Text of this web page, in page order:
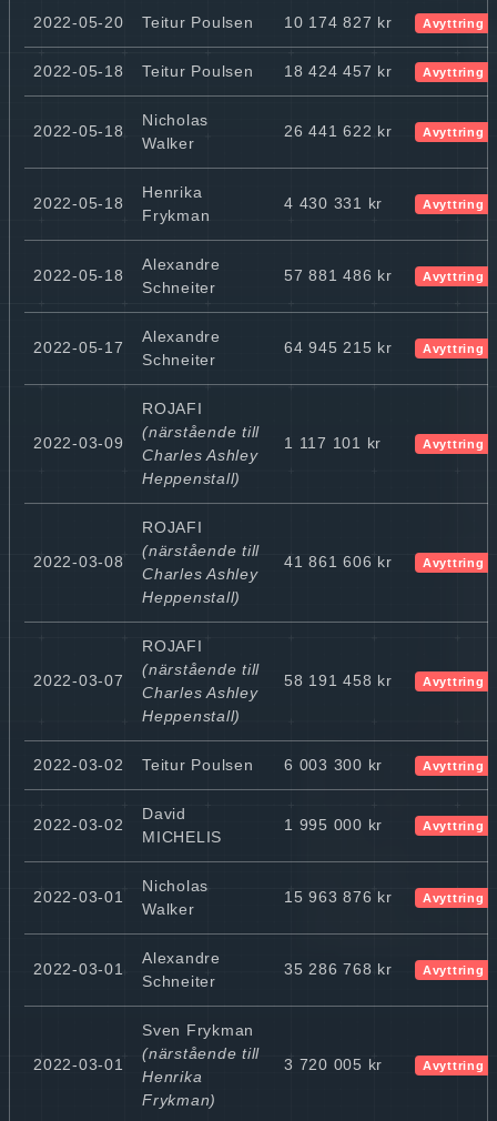
2022-05-20 Teitur Poulsen 10 174 827 kr Avyttring
2022-05-18 Teitur Poulsen 18 424 457 kr Avyttring
2022-05-18
Nicholas
Walker
26 441 622 kr Avyttring
2022-05-18
Henrika
Frykman
4 430 331 kr Avyttring
2022-05-18
Alexandre
Schneiter
57 881 486 kr Avyttring
2022-05-17
Alexandre
Schneiter
64 945 215 kr Avyttring
2022-03-09
ROJAFI
(närstående till
Charles Ashley
Heppenstall)
1 117 101 kr Avyttring
2022-03-08
ROJAFI
(närstående till
Charles Ashley
Heppenstall)
41 861 606 kr Avyttring
2022-03-07
ROJAFI
(närstående till
Charles Ashley
Heppenstall)
58 191 458 kr Avyttring
2022-03-02 Teitur Poulsen 6 003 300 kr Avyttring
2022-03-02
David
MICHELIS
1 995 000 kr Avyttring
2022-03-01
Nicholas
Walker
15 963 876 kr Avyttring
2022-03-01
Alexandre
Schneiter
35 286 768 kr Avyttring
2022-03-01
Sven Frykman
(närstående till
Henrika
Frykman)
3 720 005 kr Avyttring